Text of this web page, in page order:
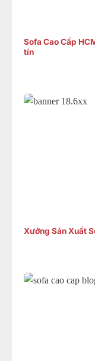
Sofa Cao Cấp
tín
Xưởng Sản Xuất